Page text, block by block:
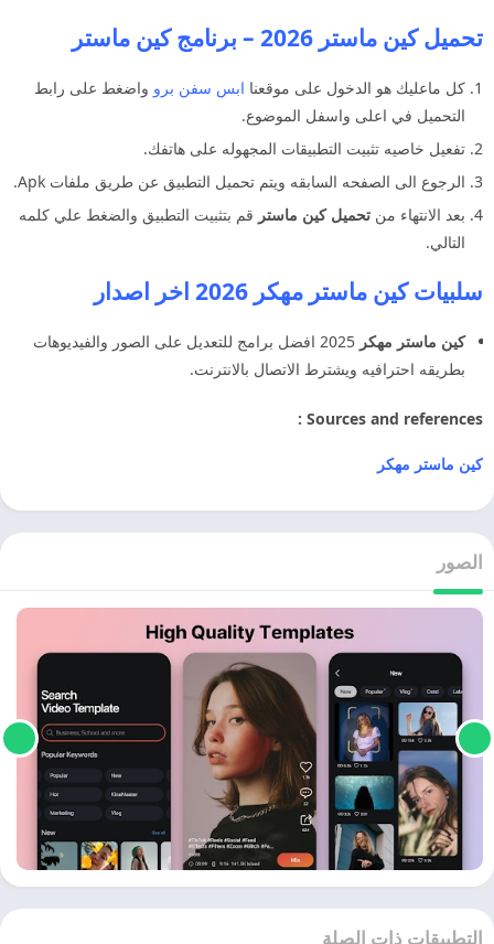
تحميل كين ماستر 2026 – برنامج كين ماستر
كل ماعليك هو الدخول على موقعنا ابس سفن برو واضغط على رابط
التحميل في اعلى واسفل الموضوع.
تفعيل خاصيه تثبيت التطبيقات المجهوله على هاتفك.
الرجوع الى الصفحه السابقه ويتم تحميل التطبيق عن طريق ملفات Apk.
بعد الانتهاء من تحميل كين ماستر قم بتثبيت التطبيق والضغط علي كلمه
التالي.
سلبيات كين ماستر مهكر 2026 اخر اصدار
كين ماستر مهكر
2025 افضل برامج للتعديل على الصور والفيديوهات
بطريقه احترافيه ويشترط الاتصال بالانترنت.
Sources and references :
كين ماستر مهكر
الصور
التطبيقات ذات الصلة